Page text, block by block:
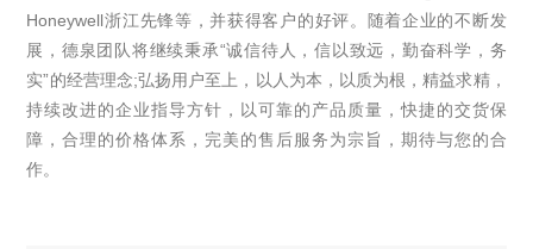
Honeywell浙江先锋等，并获得客户的好评。随着企业的不断发
展，德泉团队将继续秉承“诚信待人，信以致远，勤奋科学，务
实”的经营理念;弘扬用户至上，以人为本，以质为根，精益求精，
持续改进的企业指导方针，以可靠的产品质量，快捷的交货保
障，合理的价格体系，完美的售后服务为宗旨，期待与您的合
作。